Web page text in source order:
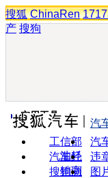
搜狐 ChinaRen
产 搜狗
实用工具
工信部
油耗
汽
汽车经
销商
违
搜狗浏
图
汽